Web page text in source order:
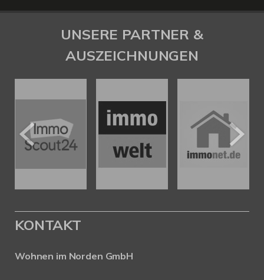
UNSERE PARTNER &
AUSZEICHNUNGEN
KONTAKT
Wohnen im Norden GmbH